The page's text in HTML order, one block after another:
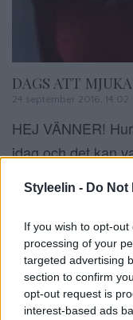
Styleelin - Do
If you wish to opt-
processing of your
targeted advertising
section to confirm
opt-out request is
interest-based ads
DAGS ATT
24 september 2016, 14:02
HEJ VÄNNER!
idag och det kan
länge. Jag hade
som hade
mig. Igår tog jag
vanligt med